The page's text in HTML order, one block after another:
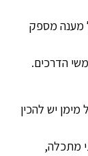
מענה מספק
הדרכים.
יש להכין
מתכלה,